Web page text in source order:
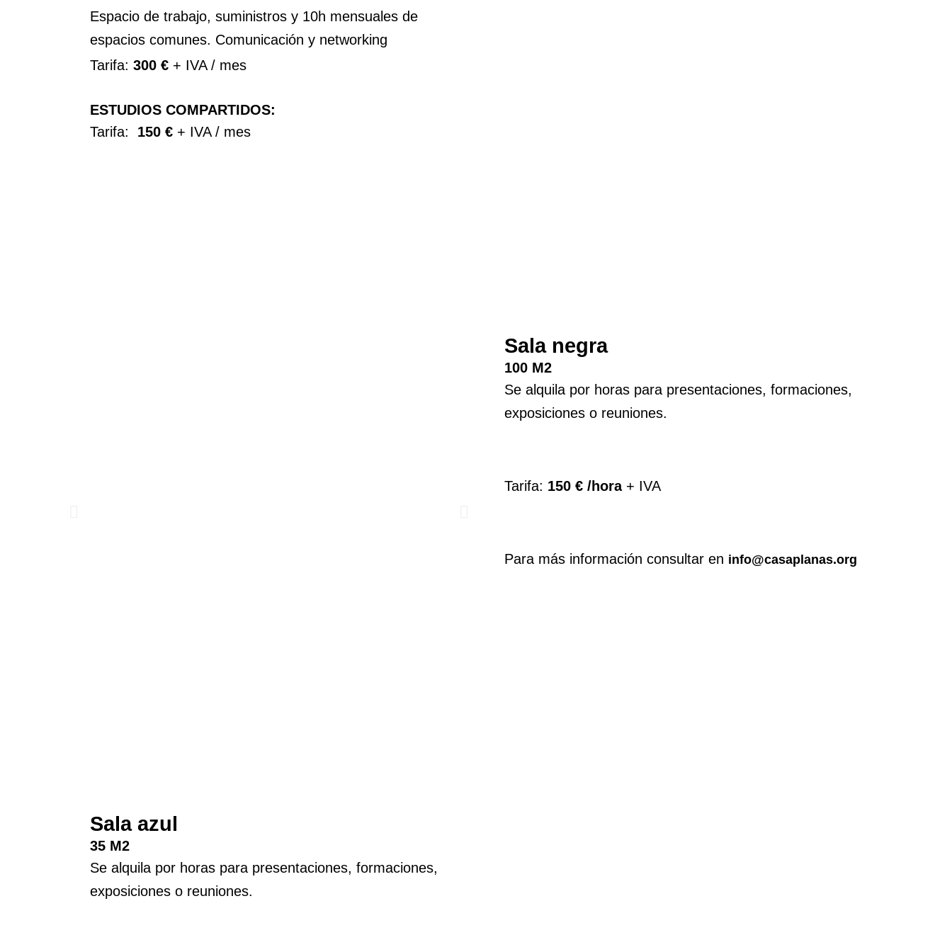
Espacio de trabajo, suministros y 10h mensuales de
espacios comunes. Comunicación y networking
Tarifa: 300 € + IVA / mes
ESTUDIOS COMPARTIDOS:
Tarifa: 150 € + IVA / mes
Sala negra
100 M2
Se alquila por horas para presentaciones, formaciones,
exposiciones o reuniones.
Tarifa: 150 € /hora + IVA
Para más información consultar en info@casaplanas.org
Sala azul
35 M2
Se alquila por horas para presentaciones, formaciones,
exposiciones o reuniones.